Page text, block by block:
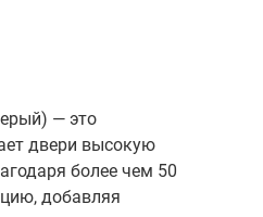
— это
двери высокую
более чем 50
добавляя